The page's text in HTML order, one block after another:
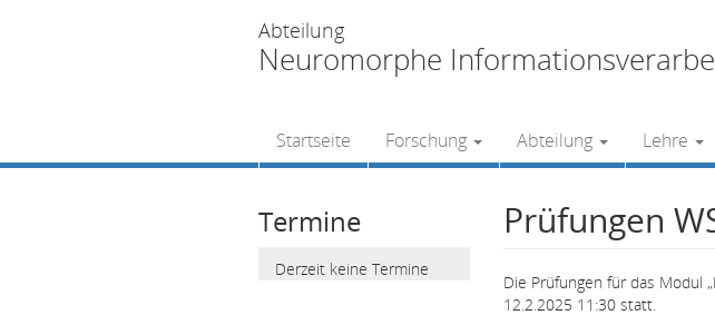
Abteilung
Neuromorphe
Startseite Forschung Abteilung Lehre
Termine
Derzeit keine Termine
Prüfungen
Die Prüfungen für das Modul
12.2.2025 11:30 statt.